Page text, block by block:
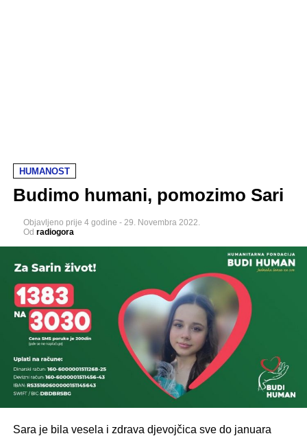
HUMANOST
Budimo humani, pomozimo Sari
Objavljeno prije 4 godine - 29. Novembra 2022.
Od radiogora
Sara je bila vesela i zdrava djevojčica sve do januara